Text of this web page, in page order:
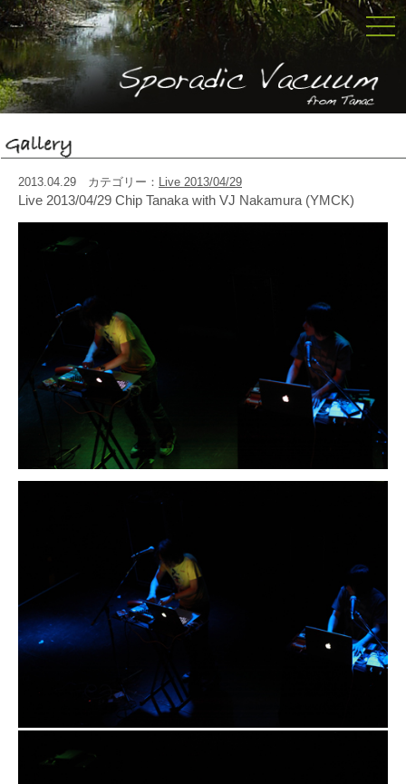
2013.04.29 カテゴリー： Live 2013/04/29
Live 2013/04/29 Chip Tanaka with VJ Nakamura (YMCK)